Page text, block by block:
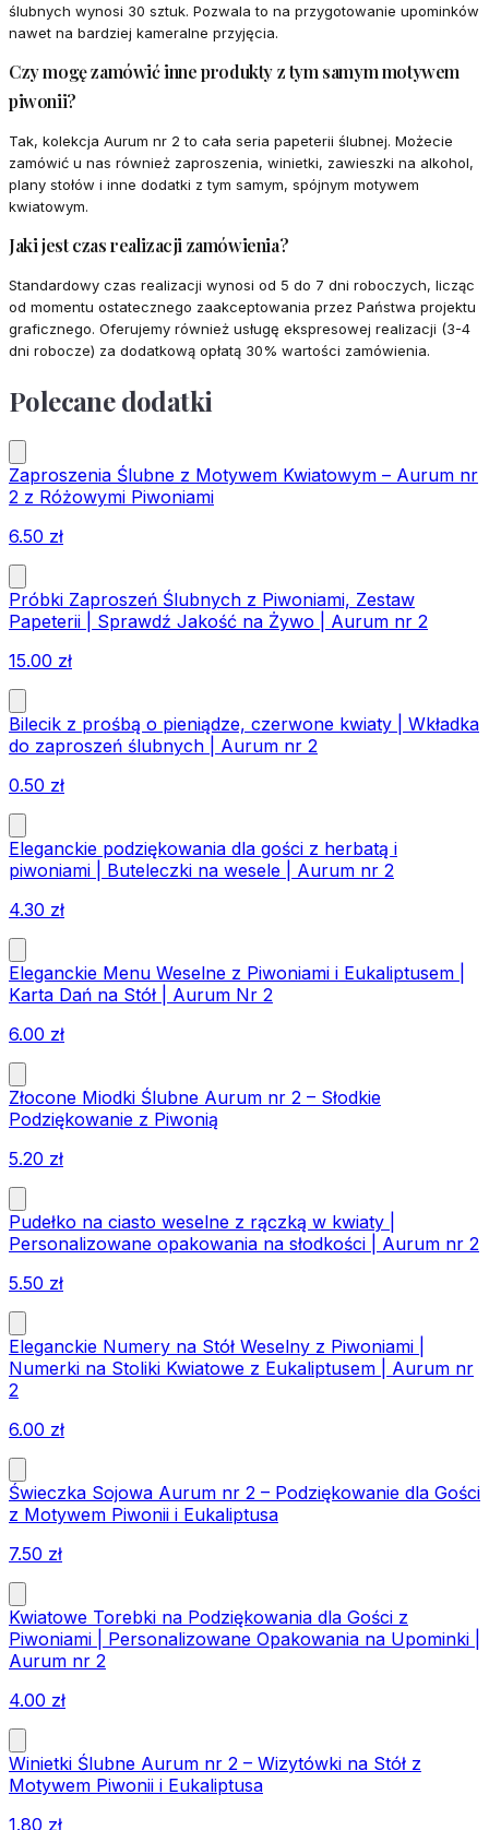
ślubnych wynosi 30 sztuk. Pozwala to na przygotowanie upominków
nawet na bardziej kameralne przyjęcia.
Czy mogę zamówić inne produkty z tym samym motywem
piwonii?
Tak, kolekcja Aurum nr 2 to cała seria papeterii ślubnej. Możecie
zamówić u nas również zaproszenia, winietki, zawieszki na alkohol,
plany stołów i inne dodatki z tym samym, spójnym motywem
kwiatowym.
Jaki jest czas realizacji zamówienia?
Standardowy czas realizacji wynosi od 5 do 7 dni roboczych, licząc
od momentu ostatecznego zaakceptowania przez Państwa projektu
graficznego. Oferujemy również usługę ekspresowej realizacji (3-4
dni robocze) za dodatkową opłatą 30% wartości zamówienia.
Polecane dodatki
Zaproszenia Ślubne z Motywem Kwiatowym – Aurum nr
2 z Różowymi Piwoniami
6.50 zł
Próbki Zaproszeń Ślubnych z Piwoniami, Zestaw
Papeterii | Sprawdź Jakość na Żywo | Aurum nr 2
15.00 zł
Bilecik z prośbą o pieniądze, czerwone kwiaty | Wkładka
do zaproszeń ślubnych | Aurum nr 2
0.50 zł
Eleganckie podziękowania dla gości z herbatą i
piwoniami | Buteleczki na wesele | Aurum nr 2
4.30 zł
Eleganckie Menu Weselne z Piwoniami i Eukaliptusem |
Karta Dań na Stół | Aurum Nr 2
6.00 zł
Złocone Miodki Ślubne Aurum nr 2 – Słodkie
Podziękowanie z Piwonią
5.20 zł
Pudełko na ciasto weselne z rączką w kwiaty |
Personalizowane opakowania na słodkości | Aurum nr 2
5.50 zł
Eleganckie Numery na Stół Weselny z Piwoniami |
Numerki na Stoliki Kwiatowe z Eukaliptusem | Aurum nr
2
6.00 zł
Świeczka Sojowa Aurum nr 2 – Podziękowanie dla Gości
z Motywem Piwonii i Eukaliptusa
7.50 zł
Kwiatowe Torebki na Podziękowania dla Gości z
Piwoniami | Personalizowane Opakowania na Upominki |
Aurum nr 2
4.00 zł
Winietki Ślubne Aurum nr 2 – Wizytówki na Stół z
Motywem Piwonii i Eukaliptusa
1.80 zł